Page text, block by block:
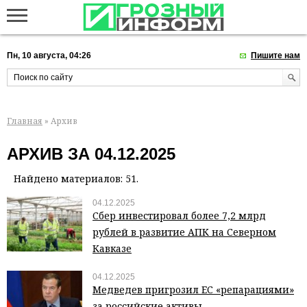
Пн, 10 августа, 04:26 Пишите нам
Главная » Архив
АРХИВ ЗА 04.12.2025
Найдено материалов: 51.
04.12.2025
Сбер инвестировал более 7,2 млрд
рублей в развитие АПК на Северном
Кавказе
04.12.2025
Медведев пригрозил ЕС «репарациями»